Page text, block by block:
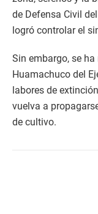
de Defensa Civil
logró controlar el
Sin embargo, se
Huamachuco del
labores de
vuelva a
de cultivo.